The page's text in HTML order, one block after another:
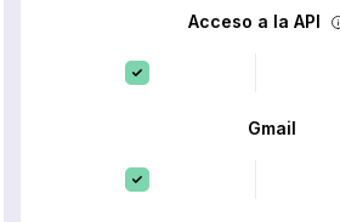
Acceso a la API
Gmail